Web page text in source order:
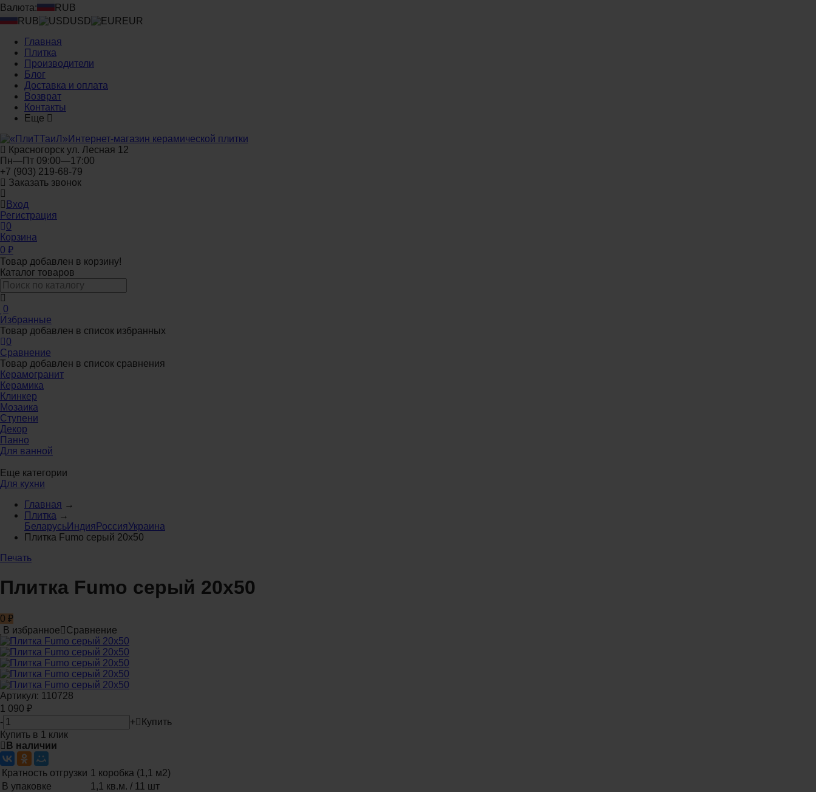
Валюта:
RUB
RUB
USD
EUR
Главная
Плитка
Производители
Блог
Доставка и оплата
Возврат
Контакты
Еще
Интернет-магазин керамической плитки
Красногорск ул. Лесная 12
Пн—Пт 09:00—17:00
+7 (903) 219-68-79
Заказать звонок
Вход
Регистрация
0
Корзина
0 ₽
Товар добавлен в корзину!
Каталог товаров
0
Избранные
Товар добавлен в список избранных
0
Сравнение
Товар добавлен в список сравнения
Керамогранит
Керамика
Клинкер
Мозаика
Ступени
Декор
Панно
Для ванной
Еще категории
Для кухни
Главная →
Плитка →
БеларусьИндия РоссияУкраина
Плитка Fumo серый 20x50
Печать
Плитка Fumo серый 20x50
0 ₽
В избранное
Сравнение
Артикул: 110728
1 090 ₽
-
+
Купить
Купить в 1 клик
В наличии
Кратность отгрузки 1 коробка (1,1 м2)
В упаковке
1,1 кв.м. / 11 шт